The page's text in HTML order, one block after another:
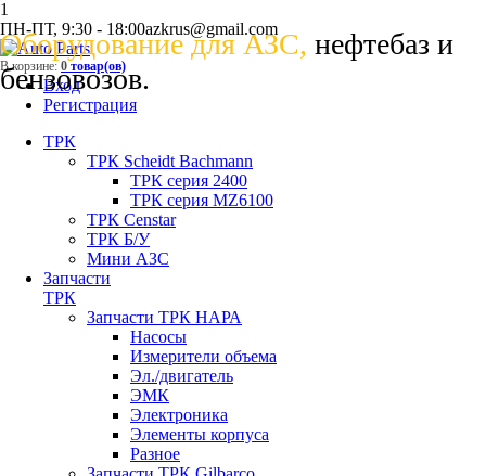
1
Оборудование для АЗС, нефтебаз и
бензовозов.
ПН-ПТ, 9:30 - 18:00azkrus@gmail.com
В корзине: 0 товар(ов)
Вход
Регистрация
ТРК
ТРК Scheidt Bachmann
ТРК серия 2400
ТРК серия MZ6100
ТРК Censtar
ТРК Б/У
Мини АЗС
Запчасти
ТРК
Запчасти ТРК НАРА
Насосы
Измерители объема
Эл./двигатель
ЭМК
Электроника
Элементы корпуса
Разное